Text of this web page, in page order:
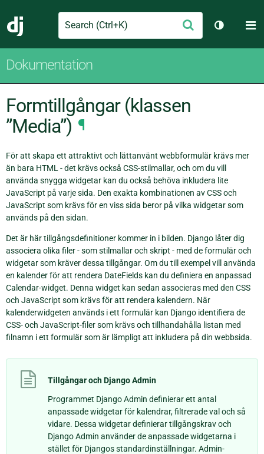
Django
Search Skicka
Växla
Dokumentation
Formtillgångar (klassen
”Media”) ¶
För att skapa ett attraktivt och lättanvänt webbformulär krävs mer
än bara HTML - det krävs också CSS-stilmallar, och om du vill
använda snygga widgetar kan du också behöva inkludera lite
JavaScript på varje sida. Den exakta kombinationen av CSS och
JavaScript som krävs för en viss sida beror på vilka widgetar som
används på den sidan.
Det är här tillgångsdefinitioner kommer in i bilden. Django låter dig
associera olika filer - som stilmallar och skript - med de formulär och
widgetar som kräver dessa tillgångar. Om du till exempel vill använda
en kalender för att rendera DateFields kan du definiera en anpassad
Calendar-widget. Denna widget kan sedan associeras med den CSS
och JavaScript som krävs för att rendera kalendern. När
kalenderwidgeten används i ett formulär kan Django identifiera de
CSS- och JavaScript-filer som krävs och tillhandahålla listan med
filnamn i ett formulär som är lämpligt att inkludera på din webbsida.
Tillgångar och Django Admin
Programmet Django Admin definierar ett antal
anpassade widgetar för kalendrar, filtrerade val och så
vidare. Dessa widgetar definierar tillgångskrav och
Django Admin använder de anpassade widgetarna i
stället för Djangos standardinställningar. Admin-